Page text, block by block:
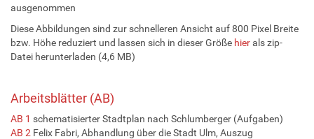
ausgenommen
Diese Abbildungen sind zur schnelleren Ansicht auf 800 Pixel Breite
bzw. Höhe reduziert und lassen sich in dieser Größe hierals zip-
Datei herunterladen (4,6 MB)
Arbeitsblätter (AB)
AB 1 schematisierter Stadtplan nach Schlumberger (Aufgaben)
AB 2 Felix Fabri, Abhandlung über die Stadt Ulm, Auszug